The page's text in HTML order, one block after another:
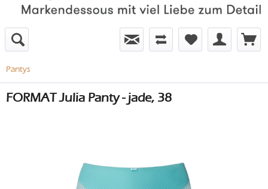
Pantys
FORMAT Julia Panty - jade, 38